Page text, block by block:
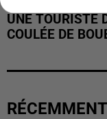
UNE TOURISTE
COULÉE DE